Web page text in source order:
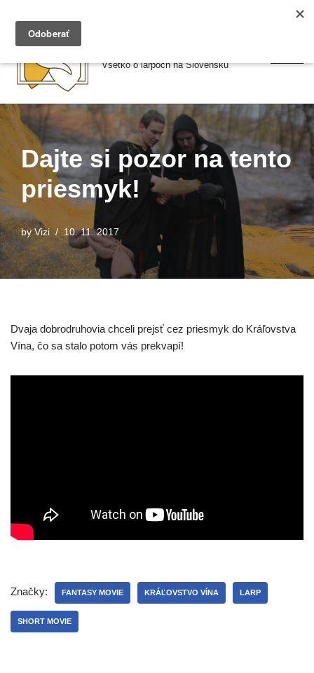
Preskočiť
Všetko o larpoch na Slovensku
Dajte si pozor na tento
priesmyk!
byVizi 10. 11. 2017
Dvaja dob­ro­dru­ho­via chce­li prejsť cez pries­myk do Kráľovstva
Vína, čo sa sta­lo potom vás prekvapí!
Značky: FANTASY MOVIE KRÁĽOVSTVO VÍNA LARP
SHORT MOVIE